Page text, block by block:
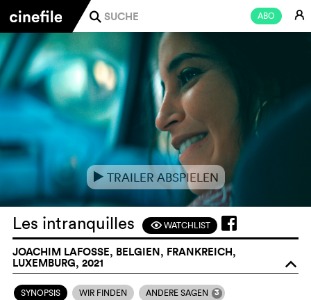
ABO E
j
e TRAILER ABSPIELEN
Les intranquilles FWATCHLIST
JOACHIM LAFOSSE, BELGIEN, FRANKREICH,
LUXEMBURG, 2021 o
SYNOPSIS WIR FINDEN ANDERE SAGEN 3